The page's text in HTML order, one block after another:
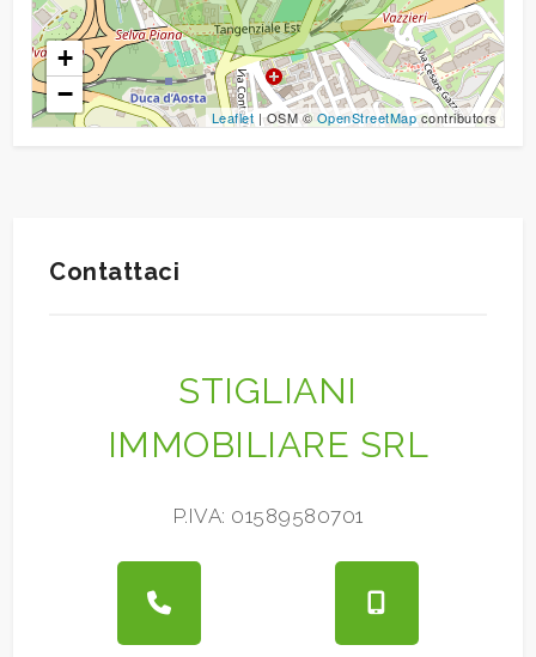
+
−
Leaflet | OSM © OpenStreetMapcontributors
Contattaci
STIGLIANI
IMMOBILIARE SRL
P.IVA: 01589580701
Qualsiasi
1
multiscelta